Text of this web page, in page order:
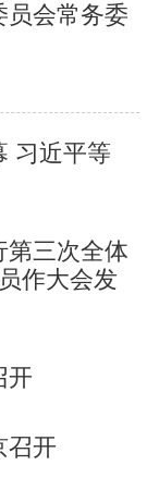
员会常务委
习近平等
第三次全体
作大会发
开
召开